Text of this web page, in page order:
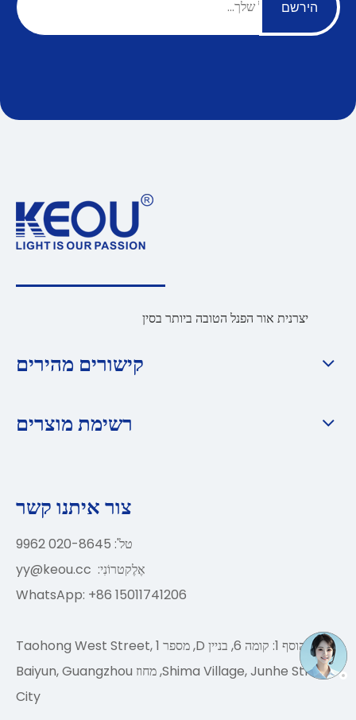
הירשם
יצרנית אור הפנל הטובה ביותר בסין
קישורים מהירים
רשימת מוצרים
צור איתנו קשר
טל': 020-8645 9962
אֶלֶקטרוֹנִי: yy@keou.cc
WhatsApp: +86 15011741206
הוסף 1: קומה 6, בניין D, מספר 1 Taohong West Street,
Shima Village, Junhe Street, מחוז Baiyun, Guangzhou
City